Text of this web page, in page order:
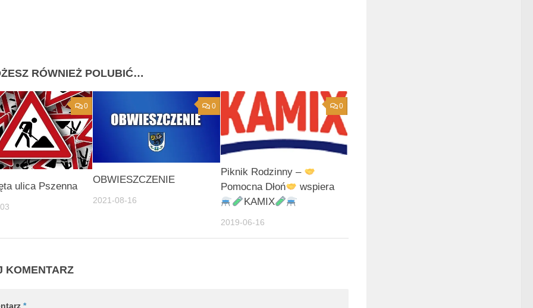
RÓWNIEŻ POLUBIĆ…
0
ulica Pszenna
0
OBWIESZCZENIE
2021-08-16
0
Piknik Rodzinny –
Pomocna Dłoń
wspiera
KAMIX
2019-06-16
KOMENTARZ
*